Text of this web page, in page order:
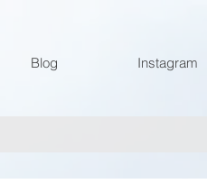
Blog Instagram